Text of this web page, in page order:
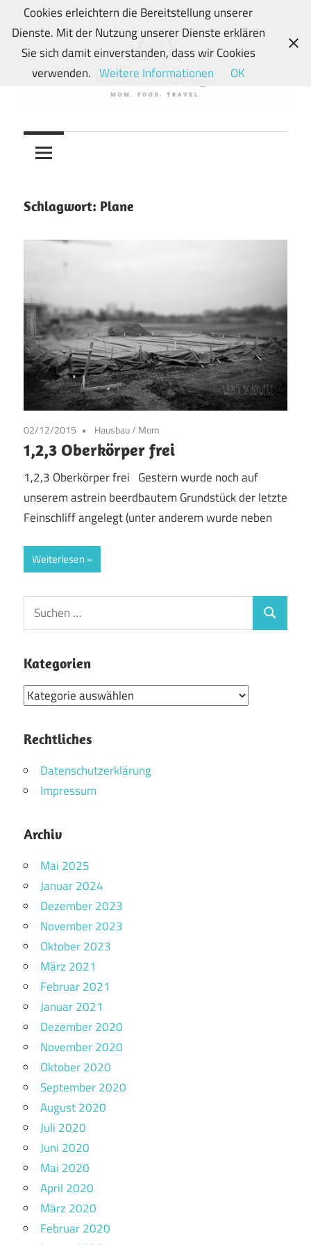
Zum
Inhalt
springen
wunschkindwege
Wunschkindern
und
Mein
Travelblog
Schlagwort: Plane
02/12/2015 Hausbau/ Mom
1,2,3 Oberkörper frei
1,2,3 Oberkörper frei Gestern wurde noch auf
unserem astrein beerdbautem Grundstück der letzte
Feinschliff angelegt (unter anderem wurde neben
Weiterlesen
Suchen
nach:
Suchen
Kategorien
Kategorien
Rechtliches
Datenschutzerklärung
Impressum
Archiv
Mai 2025
Januar 2024
Dezember 2023
November 2023
Oktober 2023
März 2021
Februar 2021
Januar 2021
Dezember 2020
November 2020
Oktober 2020
September 2020
August 2020
Juli 2020
Juni 2020
Mai 2020
April 2020
März 2020
Februar 2020
Cookies erleichtern die Bereitstellung unserer
Dienste. Mit der Nutzung unserer Dienste erklären
Sie sich damit einverstanden, dass wir Cookies
verwenden. Weitere Informationen OK